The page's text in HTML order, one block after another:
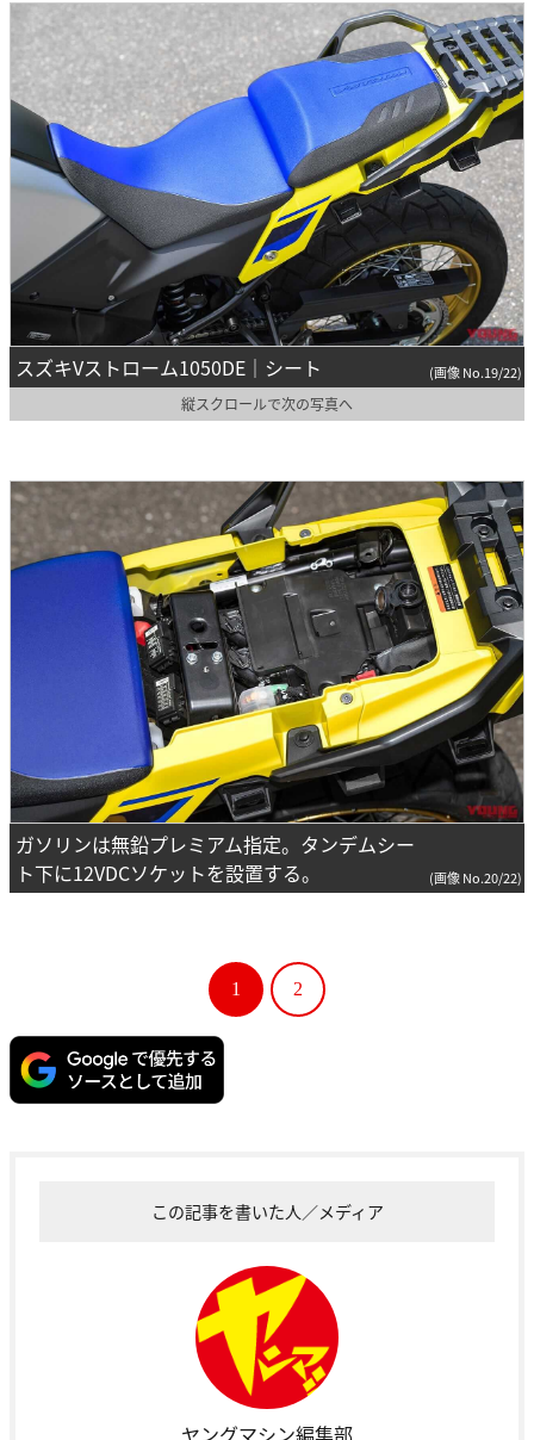
スズキVストローム1050DE｜シート (画像 No.19/22)
縦スクロールで次の写真へ
ガソリンは無鉛プレミアム指定。タンデムシー
ト下に12VDCソケットを設置する。
(画像 No.20/22)
1 2
この記事を書いた人／メディア
ヤングマシン編集部